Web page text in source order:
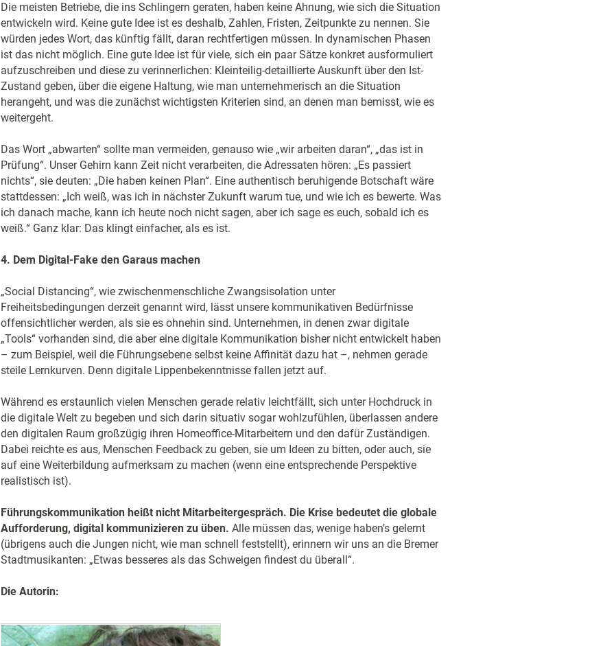
Die meisten Betriebe, die ins Schlingern geraten, haben keine Ahnung, wie sich die Situation
entwickeln wird. Keine gute Idee ist es deshalb, Zahlen, Fristen, Zeitpunkte zu nennen. Sie
würden jedes Wort, das künftig fällt, daran rechtfertigen müssen. In dynamischen Phasen
ist das nicht möglich. Eine gute Idee ist für viele, sich ein paar Sätze konkret ausformuliert
aufzuschreiben und diese zu verinnerlichen: Kleinteilig-detaillierte Auskunft über den Ist-
Zustand geben, über die eigene Haltung, wie man unternehmerisch an die Situation
herangeht, und was die zunächst wichtigsten Kriterien sind, an denen man bemisst, wie es
weitergeht.
Das Wort „abwarten“ sollte man vermeiden, genauso wie „wir arbeiten daran“, „das ist in
Prüfung“. Unser Gehirn kann Zeit nicht verarbeiten, die Adressaten hören: „Es passiert
nichts“, sie deuten: „Die haben keinen Plan“. Eine authentisch beruhigende Botschaft wäre
stattdessen: „Ich weiß, was ich in nächster Zukunft warum tue, und wie ich es bewerte. Was
ich danach mache, kann ich heute noch nicht sagen, aber ich sage es euch, sobald ich es
weiß.“ Ganz klar: Das klingt einfacher, als es ist.
4. Dem Digital-Fake den Garaus machen
„Social Distancing“, wie zwischenmenschliche Zwangsisolation unter
Freiheitsbedingungen derzeit genannt wird, lässt unsere kommunikativen Bedürfnisse
offensichtlicher werden, als sie es ohnehin sind. Unternehmen, in denen zwar digitale
„Tools“ vorhanden sind, die aber eine digitale Kommunikation bisher nicht entwickelt haben
– zum Beispiel, weil die Führungsebene selbst keine Affinität dazu hat –, nehmen gerade
steile Lernkurven. Denn digitale Lippenbekenntnisse fallen jetzt auf.
Während es erstaunlich vielen Menschen gerade relativ leichtfällt, sich unter Hochdruck in
die digitale Welt zu begeben und sich darin situativ sogar wohlzufühlen, überlassen andere
den digitalen Raum großzügig ihren Homeoffice-Mitarbeitern und den dafür Zuständigen.
Dabei reichte es aus, Menschen Feedback zu geben, sie um Ideen zu bitten, oder auch, sie
auf eine Weiterbildung aufmerksam zu machen (wenn eine entsprechende Perspektive
realistisch ist).
Führungskommunikation heißt nicht Mitarbeitergespräch. Die Krise bedeutet die globale
Aufforderung, digital kommunizieren zu üben. Alle müssen das, wenige haben’s gelernt
(übrigens auch die Jungen nicht, wie man schnell feststellt), erinnern wir uns an die Bremer
Stadtmusikanten: „Etwas besseres als das Schweigen findest du überall“.
Die Autorin: